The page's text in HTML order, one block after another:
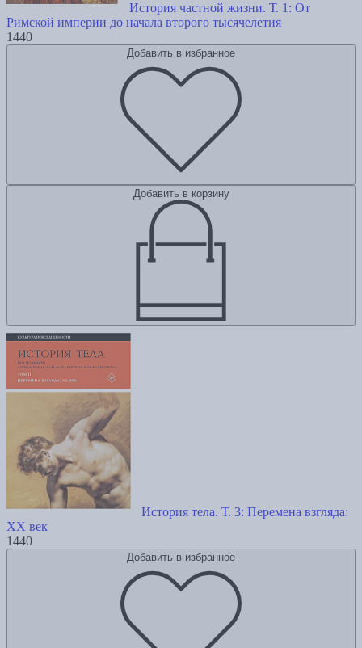
История частной жизни. Т. 1: От
Римской империи до начала второго тысячелетия
1440
Добавить в избранное
Добавить в корзину
История тела. Т. 3: Перемена взгляда:
XX век
1440
Добавить в избранное